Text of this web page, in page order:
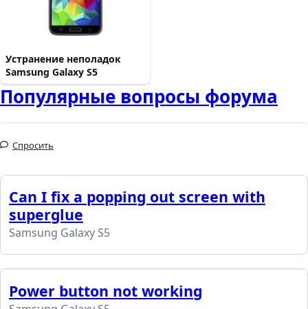
Устранение неполадок
Samsung Galaxy S5
Популярные вопросы форума
Спросить
Can I fix a popping out screen with
superglue
Samsung Galaxy S5
Power button not working